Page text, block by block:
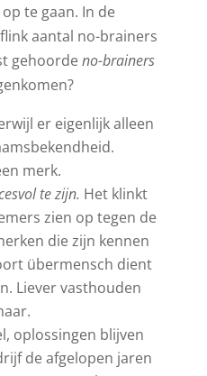
te gaan. In de
aantal no-brainers
gehoordeno-brainers
er eigenlijk alleen
merk.
te zijn. Het klinkt
zien op tegen de
die zijn kennen
übermensch dient
Liever vasthouden
oplossingen blijven
de afgelopen jaren